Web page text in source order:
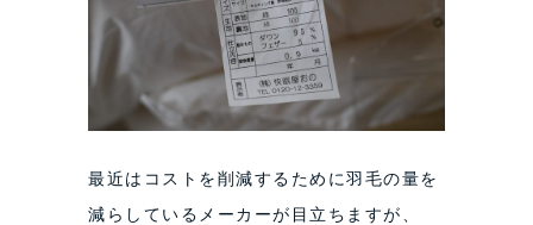
最近はコストを削減するために羽毛の量を
減らしているメーカーが目立ちますが、